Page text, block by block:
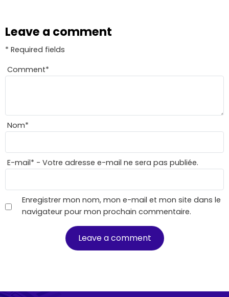
Leave a comment
* Required fields
Comment*
Nom*
E-mail* - Votre adresse e-mail ne sera pas publiée.
Enregistrer mon nom, mon e-mail et mon site dans le
navigateur pour mon prochain commentaire.